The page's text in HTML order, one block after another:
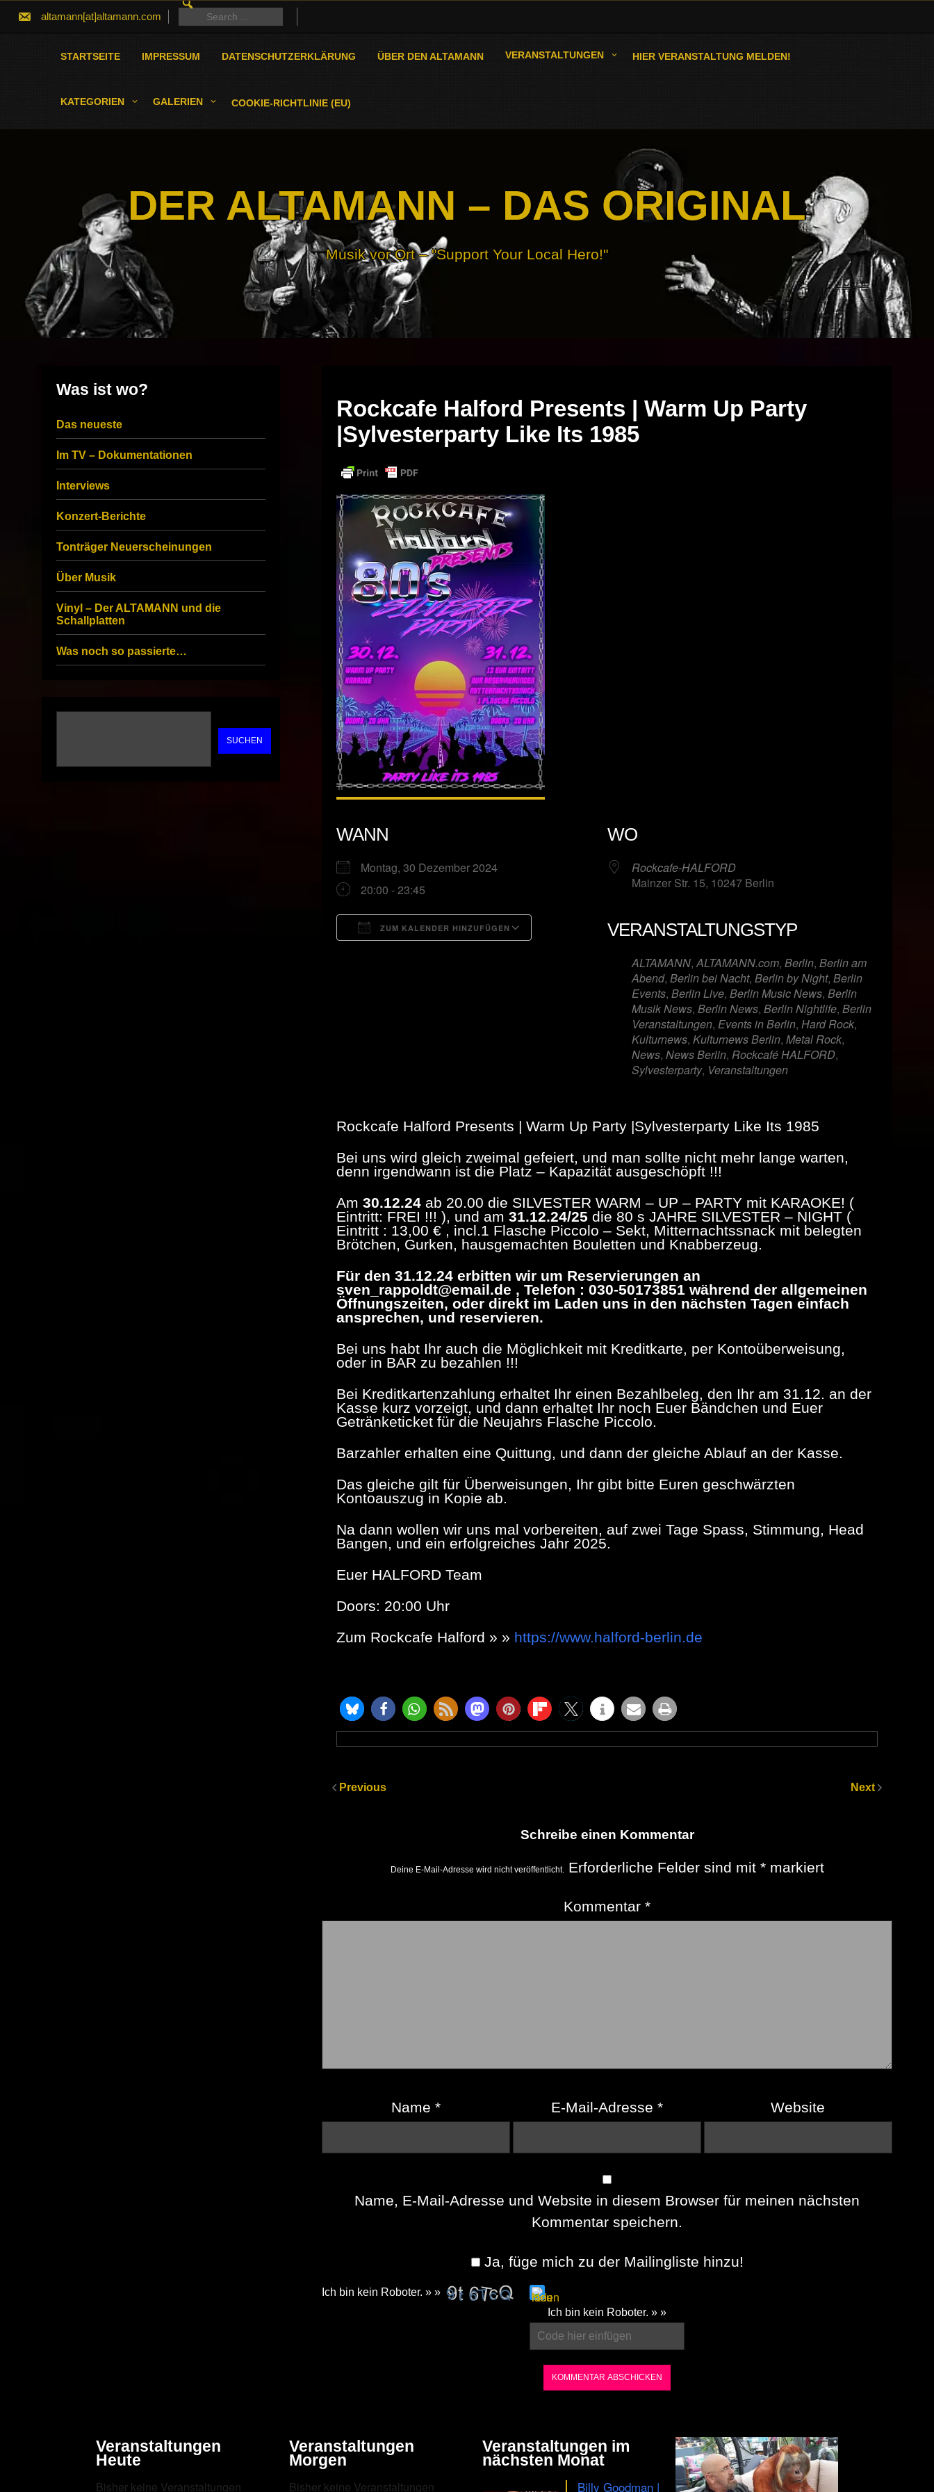
altamann[at]altamann.com
FOR:
Search
for:
STARTSEITE IMPRESSUM DATENSCHUTZERKLÄRUNG ÜBER DEN ALTAMANN VERANSTALTUNGEN HIER VERANSTALTUNG MELDEN!
KATEGORIEN GALERIEN COOKIE-RICHTLINIE (EU)
DER ALTAMANN – DAS ORIGINAL
Musik vor Ort – "Support Your Local Hero!"
Rockcafe Halford Presents | Warm Up Party
|Sylvesterparty Like Its 1985
WANN
Montag, 30 Dezember 2024
20:00 - 23:45
ZUM KALENDER HINZUFÜGEN
WO
Rockcafe-HALFORD
Mainzer Str. 15, 10247 Berlin
VERANSTALTUNGSTYP
ALTAMANN,ALTAMANN.com, Berlin, Berlin am
Abend, Berlin bei Nacht, Berlin by Night, Berlin
Events, Berlin Live, Berlin Music News, Berlin
Musik News, Berlin News, Berlin Nightlife, Berlin
Veranstaltungen, Events in Berlin, Hard Rock,
Kulturnews, Kulturnews Berlin, Metal Rock,
News, News Berlin, Rockcafé HALFORD,
Sylvesterparty, Veranstaltungen
Rockcafe Halford Presents | Warm Up Party |Sylvesterparty Like Its 1985
Bei uns wird gleich zweimal gefeiert, und man sollte nicht mehr lange warten,
denn irgendwann ist die Platz – Kapazität ausgeschöpft !!!
Am30.12.24 ab 20.00 die SILVESTER WARM – UP – PARTY mit KARAOKE! (
Eintritt: FREI !!! ), und am31.12.24/25 die 80 s JAHRE SILVESTER – NIGHT (
Eintritt : 13,00 € , incl.1 Flasche Piccolo – Sekt, Mitternachtssnack mit belegten
Brötchen, Gurken, hausgemachten Bouletten und Knabberzeug.
Für den 31.12.24 erbitten wir um Reservierungen an
sven_rappoldt@email.de , Telefon : 030-50173851 während der allgemeinen
Öffnungszeiten, oder direkt im Laden uns in den nächsten Tagen einfach
ansprechen, und reservieren.
Bei uns habt Ihr auch die Möglichkeit mit Kreditkarte, per Kontoüberweisung,
oder in BAR zu bezahlen !!!
Bei Kreditkartenzahlung erhaltet Ihr einen Bezahlbeleg, den Ihr am 31.12. an der
Kasse kurz vorzeigt, und dann erhaltet Ihr noch Euer Bändchen und Euer
Getränketicket für die Neujahrs Flasche Piccolo.
Barzahler erhalten eine Quittung, und dann der gleiche Ablauf an der Kasse.
Das gleiche gilt für Überweisungen, Ihr gibt bitte Euren geschwärzten
Kontoauszug in Kopie ab.
Na dann wollen wir uns mal vorbereiten, auf zwei Tage Spass, Stimmung, Head
Bangen, und ein erfolgreiches Jahr 2025.
Euer HALFORD Team
Doors: 20:00 Uhr
Zum Rockcafe Halford » » https://www.halford-berlin.de
Previous Next
Schreibe einen Kommentar
Deine E-Mail-Adresse wird nicht veröffentlicht. Erforderliche Felder sind mit *markiert
Kommentar*
Name* E-Mail-Adresse* Website
Name, E-Mail-Adresse und Website in diesem Browser für meinen nächsten
Kommentar speichern.
Ja, füge mich zu der Mailingliste hinzu!
Ich bin kein Roboter. » »
CAPTCHA
Ich bin kein Roboter. » »
Was ist wo?
Das neueste
Im TV – Dokumentationen
Interviews
Konzert-Berichte
Tonträger Neuerscheinungen
Über Musik
Vinyl – Der ALTAMANN und die
Schallplatten
Was noch so passierte…
SUCHEN
Veranstaltungen
Heute
Bisher keine Veranstaltungen
Veranstaltungen
Morgen
Bisher keine Veranstaltungen
Veranstaltungen im
nächsten Monat
Billy Goodman |